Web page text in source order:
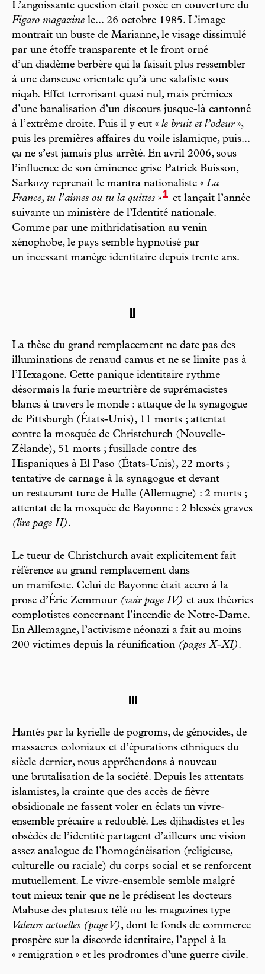
L’angoissante question était posée en couverture du
Figaro magazine le... 26 octobre 1985. L’image
montrait un buste de Marianne, le visage dissimulé
par une étoffe transparente et le front orné
d’un diadème berbère qui la faisait plus ressembler
à une danseuse orientale qu’à une salafiste sous
niqab. Effet terrorisant quasi nul, mais prémices
d’une banalisation d’un discours jusque-là cantonné
à l’extrême droite. Puis il y eut « le bruit et l’odeur»,
puis les premières affaires du voile islamique, puis...
ça ne s’est jamais plus arrêté. En avril 2006, sous
l’influence de son éminence grise Patrick Buisson,
Sarkozy reprenait le mantra nationaliste « La
France, tu l’aimes ou tu la quittes »1 et lançait l’année
suivante un ministère de l’Identité nationale.
Comme par une mithridatisation au venin
xénophobe, le pays semble hypnotisé par
un incessant manège identitaire depuis trente ans.
II
La thèse du grand remplacement ne date pas des
illuminations de renaud camus et ne se limite pas à
l’Hexagone. Cette panique identitaire rythme
désormais la furie meurtrière de suprémacistes
blancs à travers le monde : attaque de la synagogue
de Pittsburgh (États-Unis), 11 morts ; attentat
contre la mosquée de Christchurch (Nouvelle-
Zélande), 51 morts ; fusillade contre des
Hispaniques à El Paso (États-Unis), 22 morts ;
tentative de carnage à la synagogue et devant
un restaurant turc de Halle (Allemagne) : 2 morts ;
attentat de la mosquée de Bayonne : 2 blessés graves
(lire page II).
Le tueur de Christchurch avait explicitement fait
référence au grand remplacement dans
un manifeste. Celui de Bayonne était accro à la
prose d’Éric Zemmour (voir page IV) et aux théories
complotistes concernant l’incendie de Notre-Dame.
En Allemagne, l’activisme néonazi a fait au moins
200 victimes depuis la réunification (pages X-XI).
III
Hantés par la kyrielle de pogroms, de génocides, de
massacres coloniaux et d’épurations ethniques du
siècle dernier, nous appréhendons à nouveau
une brutalisation de la société. Depuis les attentats
islamistes, la crainte que des accès de fièvre
obsidionale ne fassent voler en éclats un vivre-
ensemble précaire a redoublé. Les djihadistes et les
obsédés de l’identité partagent d’ailleurs une vision
assez analogue de l’homogénéisation (religieuse,
culturelle ou raciale) du corps social et se renforcent
mutuellement. Le vivre-ensemble semble malgré
tout mieux tenir que ne le prédisent les docteurs
Mabuse des plateaux télé ou les magazines type
Valeurs actuelles (page V), dont le fonds de commerce
prospère sur la discorde identitaire, l’appel à la
« remigration » et les prodromes d’une guerre civile.